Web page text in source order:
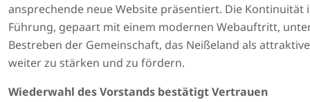
ansprechende neue Website präsentiert. Die Kontinuität
Führung, gepaart mit einem modernen Webauftritt,
Bestreben der Gemeinschaft, das Neißeland als
weiter zu stärken und zu fördern.
Wiederwahl des Vorstands bestätigt Vertrauen